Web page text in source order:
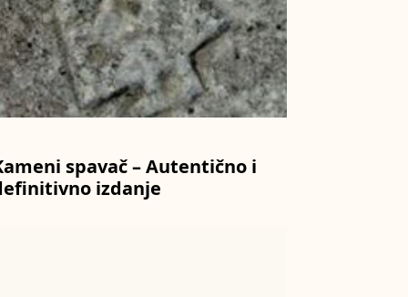
spavač – Autentično i
izdanje